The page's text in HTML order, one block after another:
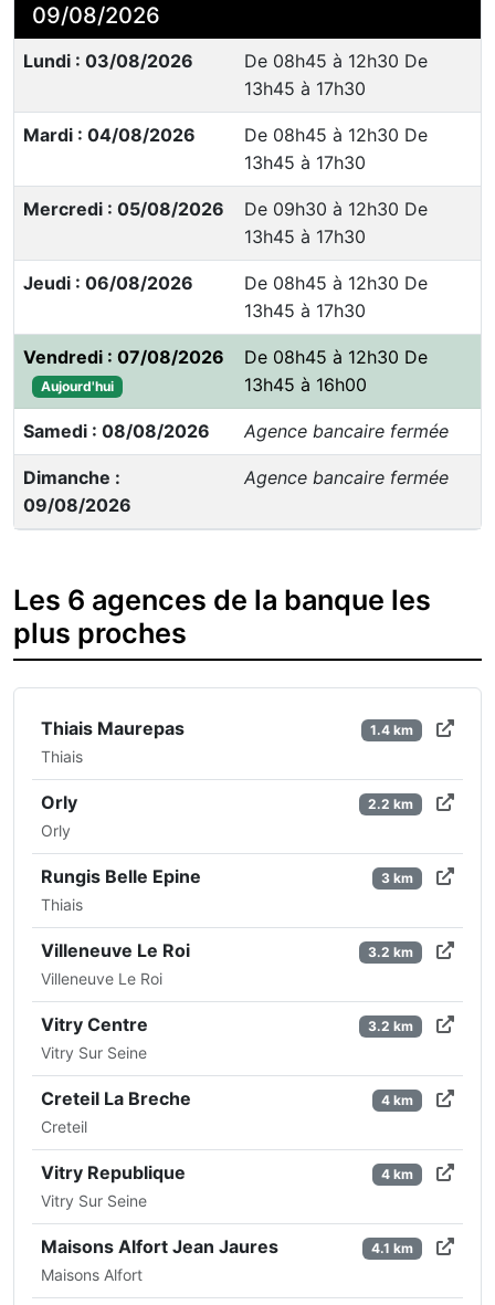
09/08/2026
Lundi : 03/08/2026
De 08h45 à 12h30 De
13h45 à 17h30
Mardi : 04/08/2026
De 08h45 à 12h30 De
13h45 à 17h30
Mercredi : 05/08/2026
De 09h30 à 12h30 De
13h45 à 17h30
Jeudi : 06/08/2026
De 08h45 à 12h30 De
13h45 à 17h30
Vendredi : 07/08/2026
Aujourd'hui
De 08h45 à 12h30 De
13h45 à 16h00
Samedi : 08/08/2026 Agence bancaire fermée
Dimanche :
09/08/2026
Agence bancaire fermée
Les 6 agences de la banque les
plus proches
Thiais Maurepas
Thiais
1.4 km
Orly
Orly
2.2 km
Rungis Belle Epine
Thiais
3 km
Villeneuve Le Roi
Villeneuve Le Roi
3.2 km
Vitry Centre
Vitry Sur Seine
3.2 km
Creteil La Breche
Creteil
4 km
Vitry Republique
Vitry Sur Seine
4 km
Maisons Alfort Jean Jaures
Maisons Alfort
4.1 km